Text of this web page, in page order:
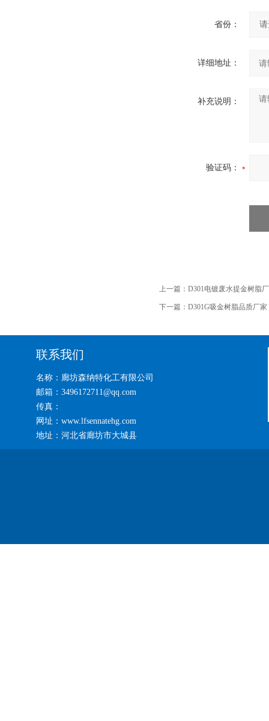
省份：
详细地址：
补充说明：
验证码：
上一篇： D301电镀废水提金树脂
下一篇： D301G吸金树脂品质厂家
联系我们
名称：廊坊森纳特化工有限公司
邮箱：3496172711@qq.com
传真：
网址：www.lfsennatehg.com
地址：河北省廊坊市大城县